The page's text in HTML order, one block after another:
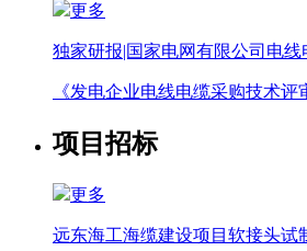
更多
独家研报|国家电网有限公司电线
《发电企业电线电缆采购技术评
项目招标
更多
远东海工海缆建设项目软接头试